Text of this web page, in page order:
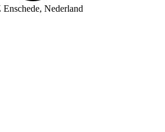
Nederland